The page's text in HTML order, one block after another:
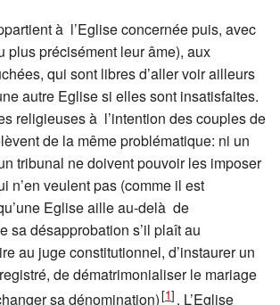
à l’Eglise concernée puis, avec
plus précisément leur âme), aux
qui sont libres d’aller voir ailleurs
autre Eglise si elles sont insatisfaites.
religieuses à l’intention des couples de
de la même problématique: ni un
tribunal ne doivent pouvoir les imposer
n’en veulent pas (comme il est
Eglise aille au-delà de
sa désapprobation s’il plaît au
au juge constitutionnel, d’instaurer un
de dématrimonialiser le mariage
sa dénomination)[1] . L’Eglise